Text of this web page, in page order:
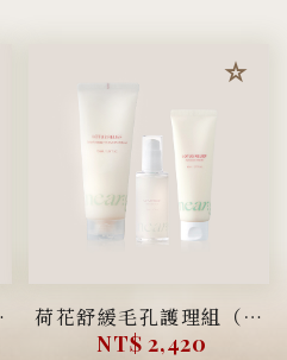
乳霜) 荷花舒緩毛孔護理組（潔顏霜+精華液+乳霜）
NT$ 2,420